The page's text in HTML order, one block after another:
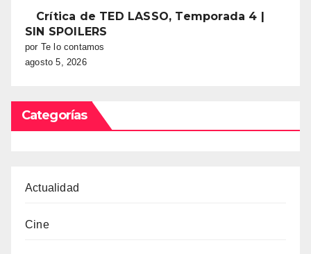
Crítica de TED LASSO, Temporada 4 |
SIN SPOILERS
por Te lo contamos
agosto 5, 2026
Categorías
Actualidad
Cine